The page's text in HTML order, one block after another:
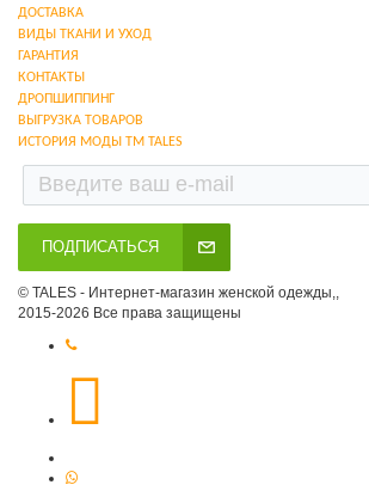
ДОСТАВКА
ВИДЫ ТКАНИ И УХОД
ГАРАНТИЯ
КОНТАКТЫ
ДРОПШИППИНГ
ВЫГРУЗКА ТОВАРОВ
ИСТОРИЯ МОДЫ ТМ TALES
ПОДПИСАТЬСЯ
© TALES - Интернет-магазин женской одежды,,
2015-2026 Все права защищены